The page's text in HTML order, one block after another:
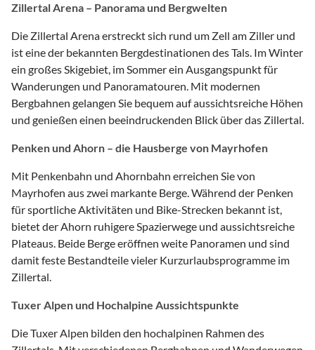
Zillertal Arena – Panorama und Bergwelten
Die Zillertal Arena erstreckt sich rund um Zell am Ziller und
ist eine der bekannten Bergdestinationen des Tals. Im Winter
ein großes Skigebiet, im Sommer ein Ausgangspunkt für
Wanderungen und Panoramatouren. Mit modernen
Bergbahnen gelangen Sie bequem auf aussichtsreiche Höhen
und genießen einen beeindruckenden Blick über das Zillertal.
Penken und Ahorn – die Hausberge von Mayrhofen
Mit Penkenbahn und Ahornbahn erreichen Sie von
Mayrhofen aus zwei markante Berge. Während der Penken
für sportliche Aktivitäten und Bike-Strecken bekannt ist,
bietet der Ahorn ruhigere Spazierwege und aussichtsreiche
Plateaus. Beide Berge eröffnen weite Panoramen und sind
damit feste Bestandteile vieler Kurzurlaubsprogramme im
Zillertal.
Tuxer Alpen und Hochalpine Aussichtspunkte
Die Tuxer Alpen bilden den hochalpinen Rahmen des